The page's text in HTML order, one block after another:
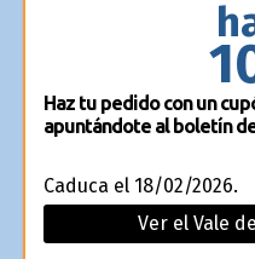
Haz tu pedido con un
apuntándote al boletín
Caduca el 18/02/2026.
Ver el Vale